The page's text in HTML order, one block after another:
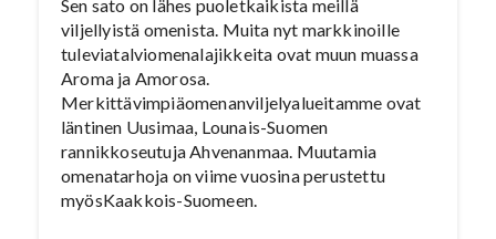
Sen sato on lähes puoletkaikista meillä
viljellyistä omenista. Muita nyt markkinoille
tuleviatalviomenalajikkeita ovat muun muassa
Aroma ja Amorosa.
Merkittävimpiäomenanviljelyalueitamme ovat
läntinen Uusimaa, Lounais-Suomen
rannikkoseutuja Ahvenanmaa. Muutamia
omenatarhoja on viime vuosina perustettu
myösKaakkois-Suomeen.